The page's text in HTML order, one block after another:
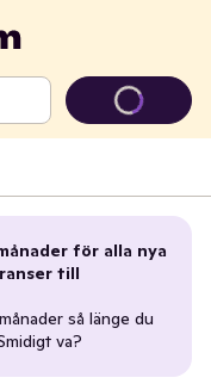
för alla nya
till
så länge du
va?